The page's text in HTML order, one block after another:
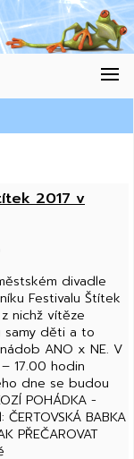
2017 v
divadle
Festivalu Štítek
nichž vítěze
samy děti a to
ANO x NE. V
17.00 hodin
dne se budou
POHÁDKA -
BABKA
PŘEČAROVAT